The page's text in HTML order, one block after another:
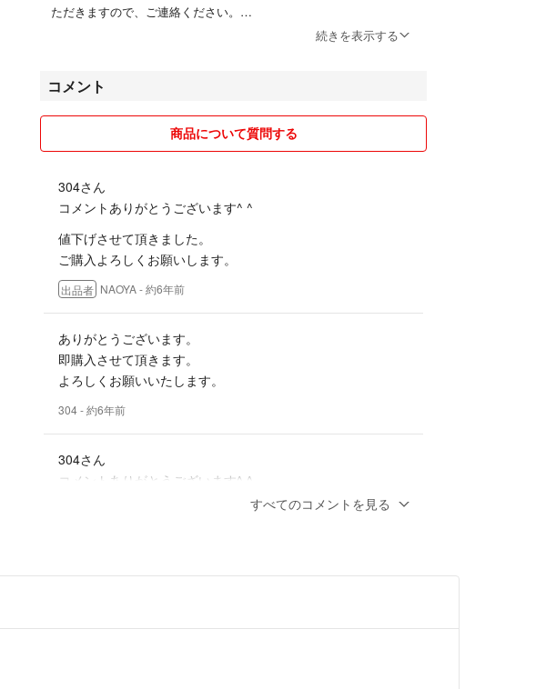
フォルムに仕上げたパンツ
雨を弾く表面撥水加工に加え、サイドや股ぐりの縫製部分にはシーム
テープを施して、補強すると共に雨の浸入を軽減。裾はステッチレス
も。アウトドアのテクニカルな機能を随所にちりばめた１本です。
#THENORTHFACE
#ノースフェイス
#ノースフェース
#黒ショーツ
ただきますので、ご連絡ください。
続きを表示する
コメント
商品について質問する
304さん
コメントありがとうございます^ ^
値下げさせて頂きました。
ご購入よろしくお願いします。
出品者 NAOYA- 約6年前
ありがとうございます。
即購入させて頂きます。
よろしくお願いいたします。
304- 約6年前
304さん
コメントありがとうございます^ ^
即決頂けるのであれば5,000円に値引きさせて頂きます。
の購入は可能でしょうか？
すべてのコメントを見る